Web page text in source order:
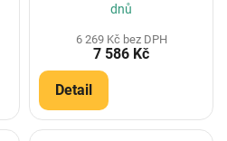
dnů
6 269 Kč bez DPH
7 586 Kč
Detail